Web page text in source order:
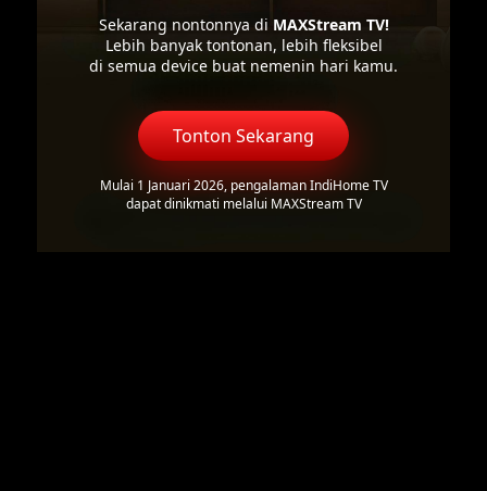
Sekarang nontonnya di MAXStream TV!
Lebih banyak tontonan, lebih fleksibel
di semua device buat nemenin hari kamu.
Tonton Sekarang
Mulai 1 Januari 2026, pengalaman IndiHome TV
dapat dinikmati melalui MAXStream TV